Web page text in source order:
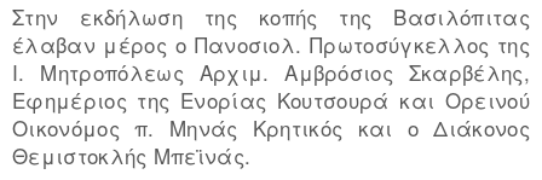
Στην εκδήλωση της κοπής της Βασιλόπιτας
έλαβαν μέρος ο Πανοσιολ. Πρωτοσύγκελλος της
Ι. Μητροπόλεως Αρχιμ. Αμβρόσιος Σκαρβέλης,
Εφημέριος της Ενορίας Κουτσουρά και Ορεινού
Οικονόμος π. Μηνάς Κρητικός και ο Διάκονος
Θεμιστοκλής Μπεϊνάς.